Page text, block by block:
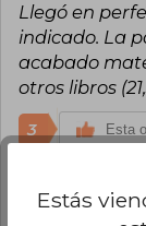
Llegó en
indicado. La
acabado
otros libros
3 Esta
Paulina
06 de Marzo,
Estás